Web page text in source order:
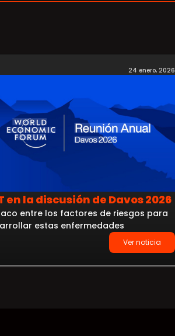
24 enero, 2026
en la discusión de Davos 2026
entre los factores de riesgos para
estas enfermedades
Ver noticia